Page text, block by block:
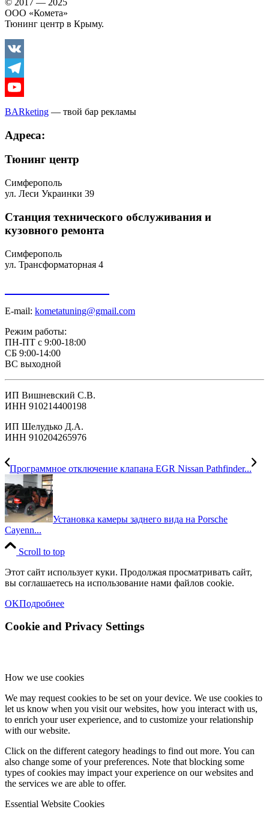
© 2017 — 2025
ООО «Комета»
Тюнинг центр в Крыму.
Vkontakte
Telegram
Youtube
BARketing — твой бар рекламы
Адреса:
Тюнинг центр
Симферополь
ул. Леси Украинки 39
Станция технического обслуживания и
кузовного ремонта
Симферополь
ул. Трансформаторная 4
E-mail: kometatuning@gmail.com
Режим работы:
ПН-ПТ с 9:00-18:00
СБ 9:00-14:00
ВС выходной
ИП Вишневский С.В.
ИНН 910214400198
ИП Шелудько Д.А.
ИНН 910204265976
Программное отключение клапана EGR Nissan Pathfinder...
Установка камеры заднего вида на Porsche
Cayenn...
Scroll to top
Этот сайт использует куки. Продолжая просматривать сайт,
вы соглашаетесь на использование нами файлов cookie.
OKПодробнее
Cookie and Privacy Settings
How we use cookies
We may request cookies to be set on your device. We use cookies to
let us know when you visit our websites, how you interact with us,
to enrich your user experience, and to customize your relationship
with our website.
Click on the different category headings to find out more. You can
also change some of your preferences. Note that blocking some
types of cookies may impact your experience on our websites and
the services we are able to offer.
Essential Website Cookies